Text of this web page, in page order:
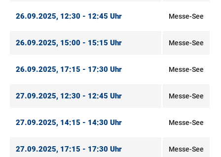
26.09.2025, 12:30 - 12:45 Uhr Messe-See
26.09.2025, 15:00 - 15:15 Uhr Messe-See
26.09.2025, 17:15 - 17:30 Uhr Messe-See
27.09.2025, 12:30 - 12:45 Uhr Messe-See
27.09.2025, 14:15 - 14:30 Uhr Messe-See
27.09.2025, 17:15 - 17:30 Uhr Messe-See